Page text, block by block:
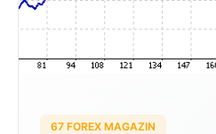
67 FOREX MAGAZIN